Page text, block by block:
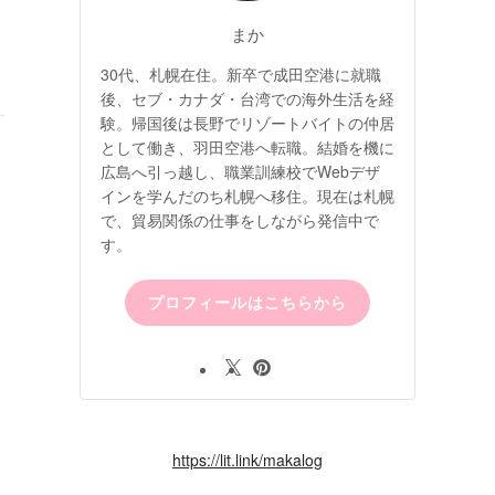
まか
30代、札幌在住。新卒で成田空港に就職
後、セブ・カナダ・台湾での海外生活を経
験。帰国後は長野でリゾートバイトの仲居
として働き、羽田空港へ転職。結婚を機に
広島へ引っ越し、職業訓練校でWebデザ
インを学んだのち札幌へ移住。現在は札幌
で、貿易関係の仕事をしながら発信中で
す。
プロフィールはこちらから
https://lit.link/makalog